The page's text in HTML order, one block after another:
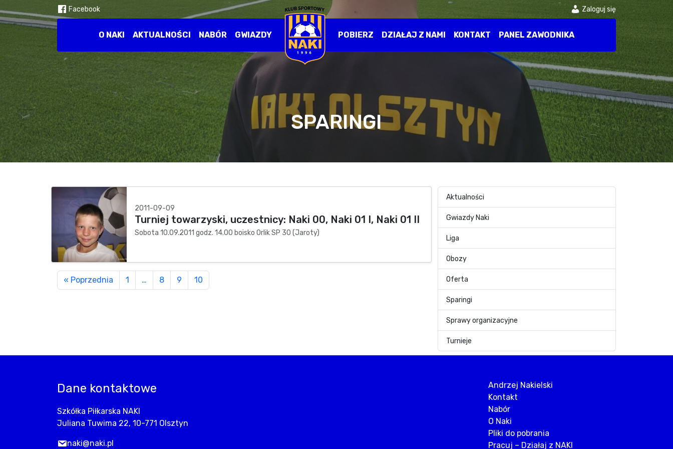
Facebook Zaloguj się
O NAKI AKTUALNOŚCI NABÓR GWIAZDY POBIERZ DZIAŁAJ Z NAMI KONTAKT PANEL ZAWODNIKA
SPARINGI
2011-09-09
Turniej towarzyski, uczestnicy: Naki 00, Naki 01 I, Naki 01 II
Sobota 10.09.2011 godz. 14.00 boisko Orlik SP 30 (Jaroty)
« Poprzednia 1 … 8 9 10
Aktualności
Gwiazdy Naki
Liga
Obozy
Oferta
Sparingi
Sprawy organizacyjne
Turnieje
Dane kontaktowe
Szkółka Piłkarska NAKI
Juliana Tuwima 22, 10-771 Olsztyn
naki@naki.pl
Andrzej Nakielski
Kontakt
Nabór
O Naki
Pliki do pobrania
Pracuj – Działaj z NAKI